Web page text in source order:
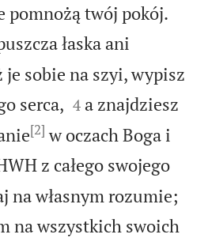
pomnożą twój pokój.
łaska ani
je sobie na szyi, wypisz
serca, 

4 a znajdziesz
[2] w oczach Boga i
z całego swojego
na własnym rozumie;
na wszystkich swoich